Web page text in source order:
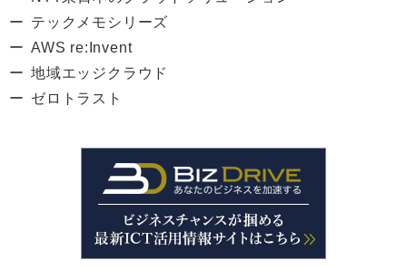
テックメモシリーズ
AWS re:Invent
地域エッジクラウド
ゼロトラスト